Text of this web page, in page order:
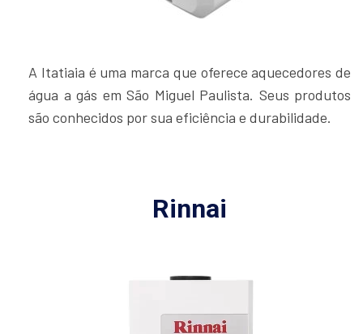
A Itatiaia é uma marca que oferece aquecedores de
água a gás em São Miguel Paulista. Seus produtos
são conhecidos por sua eficiência e durabilidade.
Rinnai